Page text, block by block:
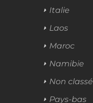
Italie
Laos
Maroc
Namibie
Non classé
Pays-bas